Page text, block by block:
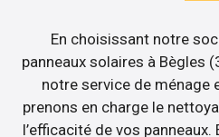
En choisissant notre
panneaux solaires à Bègles
notre service de ménage
prenons en charge le
l’efficacité de vos